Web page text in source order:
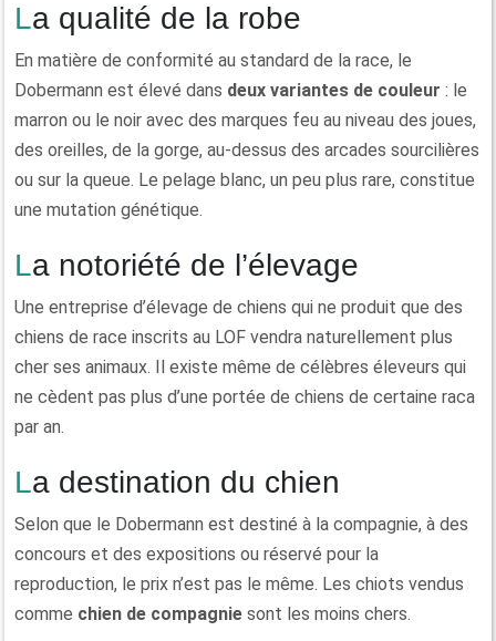
La qualité de la robe
En matière de conformité au standard de la race, le
Dobermann est élevé dans deux variantes de couleur : le
marron ou le noir avec des marques feu au niveau des joues,
des oreilles, de la gorge, au-dessus des arcades sourcilières
ou sur la queue. Le pelage blanc, un peu plus rare, constitue
une mutation génétique.
La notoriété de l’élevage
Une entreprise d’élevage de chiens qui ne produit que des
chiens de race inscrits au LOF vendra naturellement plus
cher ses animaux. Il existe même de célèbres éleveurs qui
ne cèdent pas plus d’une portée de chiens de certaine raca
par an.
La destination du chien
Selon que le Dobermann est destiné à la compagnie, à des
concours et des expositions ou réservé pour la
reproduction, le prix n’est pas le même. Les chiots vendus
comme chien de compagnie sont les moins chers.